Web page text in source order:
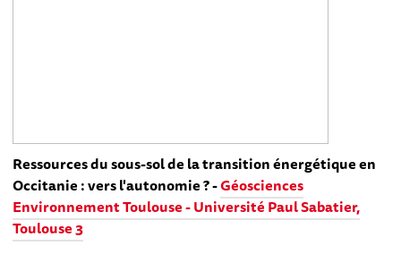
Ressources du sous-sol de la transition énergétique en
Occitanie : vers l'autonomie ? -Géosciences
Environnement Toulouse - Université Paul Sabatier,
Toulouse 3